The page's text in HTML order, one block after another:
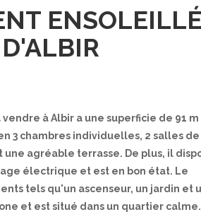
à Albir a une superficie de 91 m
3 chambres individuelles, 2 salles de
une agréable terrasse. De plus, il
électrique et est en bon état. Le
tels qu'un ascenseur, un jardin et
et est situé dans un quartier